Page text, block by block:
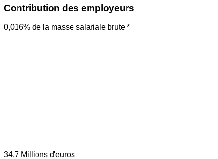
Contribution des employeurs
0,016% de la masse salariale brute *
34.7 Millions d'euros